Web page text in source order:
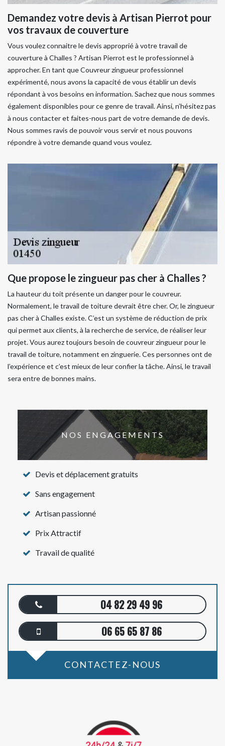
Demandez votre devis à Artisan Pierrot pour
vos travaux de couverture
Vous voulez connaitre le devis approprié à votre travail de
couverture à Challes ? Artisan Pierrot est le professionnel à
approcher. En tant que Couvreur zingueur professionnel
expérimenté, nous avons la capacité de vous établir un devis
répondant à vos besoins en information. Sachez que nous sommes
également disponibles pour ce genre de travail. Ainsi, n’hésitez pas
à nous contacter et faites-nous part de votre demande de devis.
Nous sommes ravis de pouvoir vous servir et nous pouvons
répondre à votre demande quand vous voulez.
Que propose le zingueur pas cher à Challes ?
La hauteur du toit présente un danger pour le couvreur.
Normalement, le travail de toiture devrait être cher. Or, le zingueur
pas cher à Challes existe. C’est un système de réduction de prix
qui permet aux clients, à la recherche de service, de réaliser leur
projet. Vous aurez toujours besoin de couvreur zingueur pour le
travail de toiture, notamment en zinguerie. Ces personnes ont de
l’expérience et c’est mieux de leur confier la tâche. Ainsi, le travail
sera entre de bonnes mains.
NOS ENGAGEMENTS
Devis et déplacement gratuits
Sans engagement
Artisan passionné
Prix Attractif
Travail de qualité
04 82 29 49 96
06 65 65 87 86
CONTACTEZ-NOUS